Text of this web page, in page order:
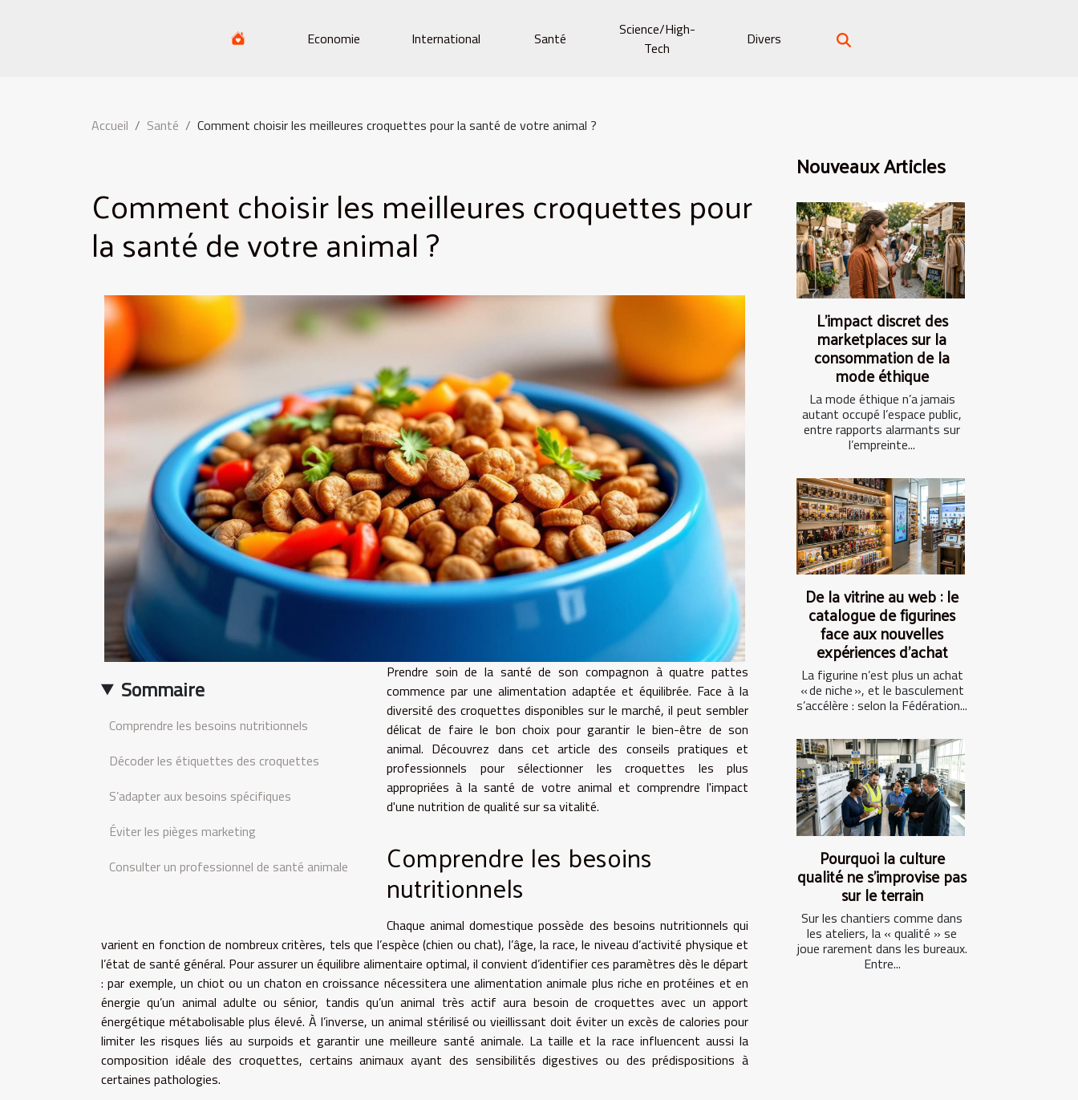
Economie International Santé
Science/High-
Tech
Divers
Accueil Santé Comment choisir les meilleures croquettes pour la santé de votre animal ?
Comment choisir les meilleures croquettes pour
la santé de votre animal ?
Sommaire
Comprendre les besoins nutritionnels
Décoder les étiquettes des croquettes
S’adapter aux besoins spécifiques
Éviter les pièges marketing
Consulter un professionnel de santé animale
Prendre soin de la santé de son compagnon à quatre pattes
commence par une alimentation adaptée et équilibrée. Face à la
diversité des croquettes disponibles sur le marché, il peut sembler
délicat de faire le bon choix pour garantir le bien-être de son
animal. Découvrez dans cet article des conseils pratiques et
professionnels pour sélectionner les croquettes les plus
appropriées à la santé de votre animal et comprendre l'impact
d'une nutrition de qualité sur sa vitalité.
Comprendre les besoins
nutritionnels
Chaque animal domestique possède des besoins nutritionnels qui
varient en fonction de nombreux critères, tels que l’espèce (chien ou chat), l’âge, la race, le niveau d’activité physique et
l’état de santé général. Pour assurer un équilibre alimentaire optimal, il convient d’identifier ces paramètres dès le départ
: par exemple, un chiot ou un chaton en croissance nécessitera une alimentation animale plus riche en protéines et en
énergie qu’un animal adulte ou sénior, tandis qu’un animal très actif aura besoin de croquettes avec un apport
énergétique métabolisable plus élevé. À l’inverse, un animal stérilisé ou vieillissant doit éviter un excès de calories pour
limiter les risques liés au surpoids et garantir une meilleure santé animale. La taille et la race influencent aussi la
composition idéale des croquettes, certains animaux ayant des sensibilités digestives ou des prédispositions à
certaines pathologies.
Nouveaux Articles
L’impact discret des
marketplaces sur la
consommation de la
mode éthique
La mode éthique n’a jamais
autant occupé l’espace public,
entre rapports alarmants sur
l’empreinte...
De la vitrine au web : le
catalogue de figurines
face aux nouvelles
expériences d’achat
La figurine n’est plus un achat
« de niche », et le basculement
s’accélère : selon la Fédération...
Pourquoi la culture
qualité ne s’improvise pas
sur le terrain
Sur les chantiers comme dans
les ateliers, la « qualité » se
joue rarement dans les bureaux.
Entre...